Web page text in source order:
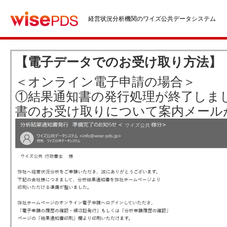
経営状況分析機関のワイズ公共データシステム
【電子データでのお受け取り方法】
＜オンライン電子申請の場合＞
①結果通知書の発行処理が終了しま
書のお受け取りについて案内メー